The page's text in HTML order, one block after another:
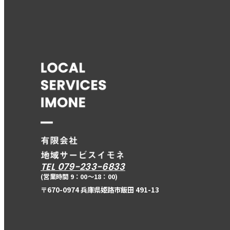
TEL 079-233-6833
(営業時間 9：00〜18：00)
〒670-0974 兵庫県姫路市飯田 491-13